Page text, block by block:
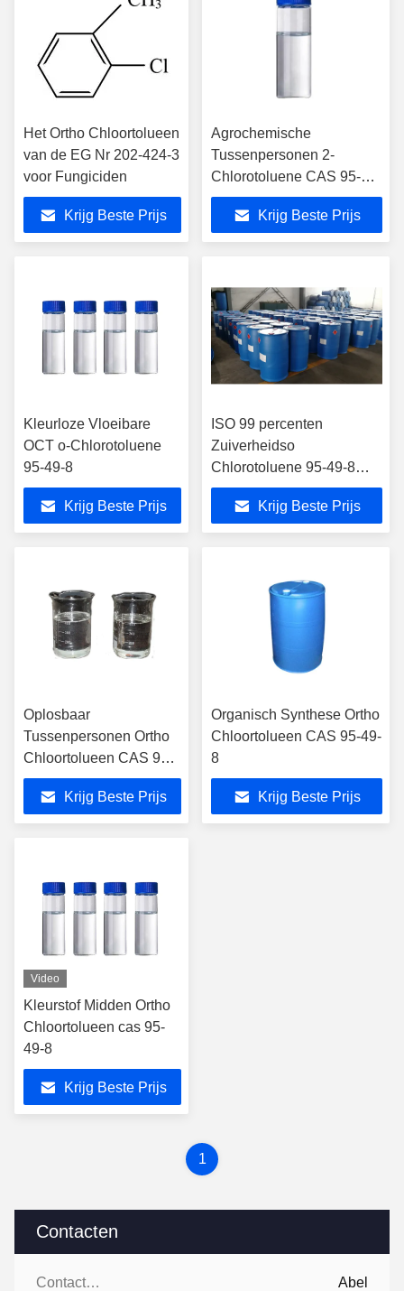
Contacten
Contacten: Abel
Het Ortho Chloortolueen
van de EG Nr 202-424-3
voor Fungiciden
Krijg Beste Prijs
Agrochemische
Tussenpersonen 2-
Chlorotoluene CAS 95-49-
8
Krijg Beste Prijs
Kleurloze Vloeibare
OCT o-Chlorotoluene
95-49-8
Krijg Beste Prijs
ISO 99 percenten
Zuiverheidso
Chlorotoluene 95-49-8
OCT
Krijg Beste Prijs
Oplosbaar
Tussenpersonen Ortho
Chloortolueen CAS 95-
49-8
Krijg Beste Prijs
Organisch Synthese Ortho
Chloortolueen CAS 95-49-
8
Krijg Beste Prijs
Video
Kleurstof Midden Ortho
Chloortolueen cas 95-
49-8
Krijg Beste Prijs
1